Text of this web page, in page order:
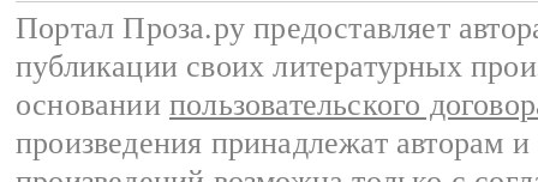
Портал Проза.ру предоставляет
публикации своих литературных
основании пользовательского
произведения принадлежат авторам